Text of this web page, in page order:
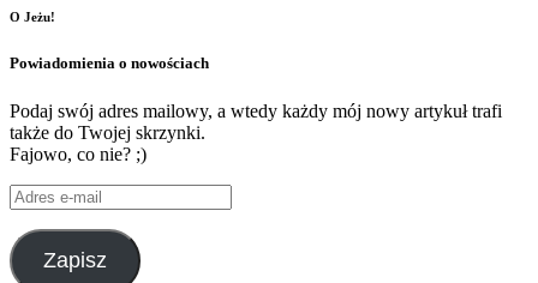
O Jeżu!
Powiadomienia o nowościach
Podaj swój adres mailowy, a wtedy każdy mój nowy artykuł trafi
także do Twojej skrzynki.
Fajowo, co nie? ;)
Adres
e-
mail
Zapisz